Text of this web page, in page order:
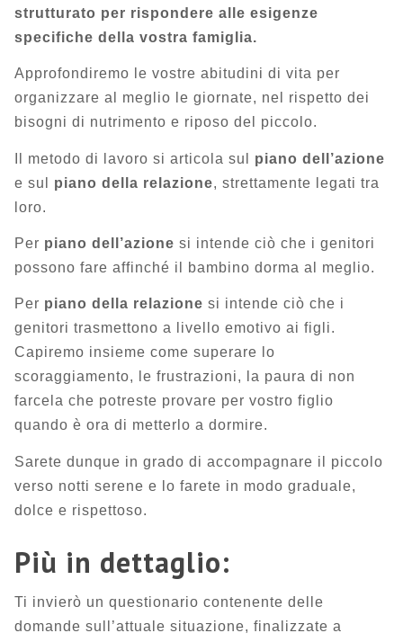
strutturato per rispondere alle esigenze
specifiche della vostra famiglia.
Approfondiremo le vostre abitudini di vita per
organizzare al meglio le giornate, nel rispetto dei
bisogni di nutrimento e riposo del piccolo.
Il metodo di lavoro si articola sul piano dell’azione
e sul piano della relazione, strettamente legati tra
loro.
Per piano dell’azione si intende ciò che i genitori
possono fare affinché il bambino dorma al meglio.
Per piano della relazione si intende ciò che i
genitori trasmettono a livello emotivo ai figli.
Capiremo insieme come superare lo
scoraggiamento, le frustrazioni, la paura di non
farcela che potreste provare per vostro figlio
quando è ora di metterlo a dormire.
Sarete dunque in grado di accompagnare il piccolo
verso notti serene e lo farete in modo graduale,
dolce e rispettoso.
Più in dettaglio:
Ti invierò un questionario contenente delle
domande sull’attuale situazione, finalizzate a